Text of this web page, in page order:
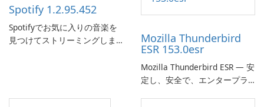
Spotify 1.2.95.452
Spotifyでお気に入りの音楽を
見つけてストリーミングしま
Mozilla Thunderbird
ESR 153.0esr
Mozilla Thunderbird ESR — 安
定し、安全で、エンタープラ